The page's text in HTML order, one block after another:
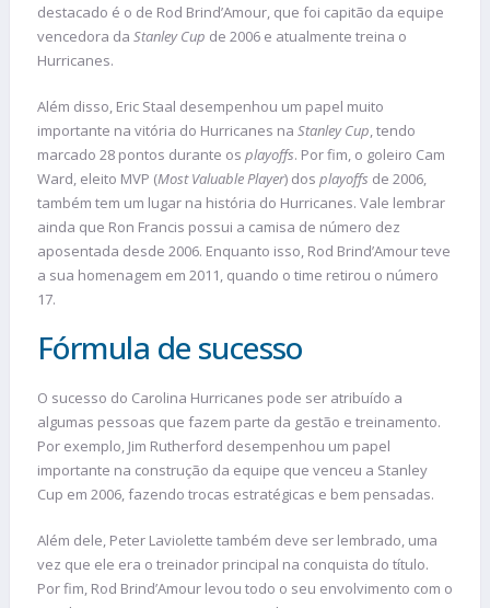
destacado é o de Rod Brind’Amour, que foi capitão da equipe
vencedora da Stanley Cup de 2006 e atualmente treina o
Hurricanes.
Além disso, Eric Staal desempenhou um papel muito
importante na vitória do Hurricanes na Stanley Cup, tendo
marcado 28 pontos durante os playoffs. Por fim, o goleiro Cam
Ward, eleito MVP (Most Valuable Player) dos playoffs de 2006,
também tem um lugar na história do Hurricanes. Vale lembrar
ainda que Ron Francis possui a camisa de número dez
aposentada desde 2006. Enquanto isso, Rod Brind’Amour teve
a sua homenagem em 2011, quando o time retirou o número
17.
Fórmula de sucesso
O sucesso do Carolina Hurricanes pode ser atribuído a
algumas pessoas que fazem parte da gestão e treinamento.
Por exemplo, Jim Rutherford desempenhou um papel
importante na construção da equipe que venceu a Stanley
Cup em 2006, fazendo trocas estratégicas e bem pensadas.
Além dele, Peter Laviolette também deve ser lembrado, uma
vez que ele era o treinador principal na conquista do título.
Por fim, Rod Brind’Amour levou todo o seu envolvimento com o